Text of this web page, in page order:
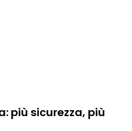
più sicurezza, più